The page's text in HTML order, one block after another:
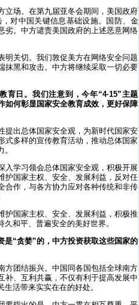
立场。在第九届亚冬会期间，美国政府
对中国关键信息基础设施、国防、金
劣。中方谴责美国政府的上述恶意网络
明关切。我们敦促美方在网络安全问题
抹黑和攻击。中方将继续采取一切必要
育日。我们注意到，今年“4·15”主题
何彰显国家安全教育成效，更好保障
提出总体国家安全观，为新时代国家安
式多样的宣传教育活动，推动总体国家
入学习领会总体国家安全观，积极开展
护国家主权、安全、发展利益，反对任
合作，与各方协力应对各种传统和非传
护国家主权、安全、发展利益，积极推
和平、普遍安全的美好世界。
是“贪婪”的，中方投资获取这些国家的
方团结振兴。中国同各国包括全球南方
补、互利共赢，不仅有利于提高发展中
活带来实实在在的好处。